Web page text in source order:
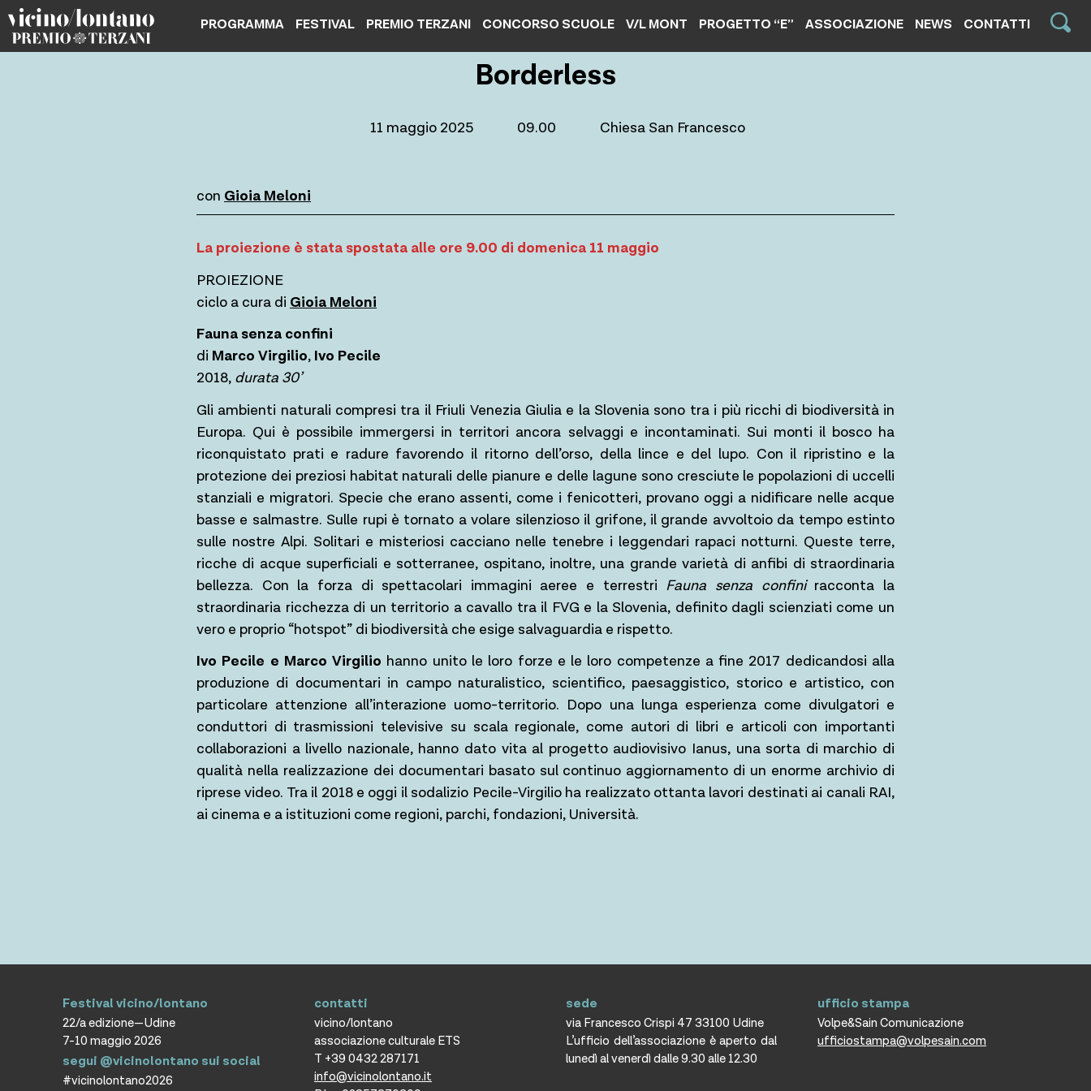
Skip
to
content
PROGRAMMA FESTIVAL PREMIO TERZANI CONCORSO SCUOLE V/L MONT PROGETTO “E” ASSOCIAZIONE NEWS CONTATTI
Borderless
11 maggio 2025 09.00 Chiesa San Francesco
con Gioia Meloni
La proiezione è stata spostata alle ore 9.00 di domenica 11 maggio
PROIEZIONE
ciclo a cura di Gioia Meloni
Fauna senza confini
di Marco Virgilio, Ivo Pecile
2018, durata 30’
Gli ambienti naturali compresi tra il Friuli Venezia Giulia e la Slovenia sono tra i più ricchi di biodiversità in
Europa. Qui è possibile immergersi in territori ancora selvaggi e incontaminati. Sui monti il bosco ha
riconquistato prati e radure favorendo il ritorno dell’orso, della lince e del lupo. Con il ripristino e la
protezione dei preziosi habitat naturali delle pianure e delle lagune sono cresciute le popolazioni di uccelli
stanziali e migratori. Specie che erano assenti, come i fenicotteri, provano oggi a nidificare nelle acque
basse e salmastre. Sulle rupi è tornato a volare silenzioso il grifone, il grande avvoltoio da tempo estinto
sulle nostre Alpi. Solitari e misteriosi cacciano nelle tenebre i leggendari rapaci notturni. Queste terre,
ricche di acque superficiali e sotterranee, ospitano, inoltre, una grande varietà di anfibi di straordinaria
bellezza. Con la forza di spettacolari immagini aeree e terrestri Fauna senza confiniracconta la
straordinaria ricchezza di un territorio a cavallo tra il FVG e la Slovenia, definito dagli scienziati come un
vero e proprio “hotspot” di biodiversità che esige salvaguardia e rispetto.
Ivo Pecile e Marco Virgilio hanno unito le loro forze e le loro competenze a fine 2017 dedicandosi alla
produzione di documentari in campo naturalistico, scientifico, paesaggistico, storico e artistico, con
particolare attenzione all’interazione uomo-territorio. Dopo una lunga esperienza come divulgatori e
conduttori di trasmissioni televisive su scala regionale, come autori di libri e articoli con importanti
collaborazioni a livello nazionale, hanno dato vita al progetto audiovisivo Ianus, una sorta di marchio di
qualità nella realizzazione dei documentari basato sul continuo aggiornamento di un enorme archivio di
riprese video. Tra il 2018 e oggi il sodalizio Pecile-Virgilio ha realizzato ottanta lavori destinati ai canali RAI,
ai cinema e a istituzioni come regioni, parchi, fondazioni, Università.
Festival vicino/lontano
22/a edizione—Udine
7-10 maggio 2026
segui @vicinolontano sui social
#vicinolontano2026
contatti
vicino/lontano
associazione culturale ETS
T +39 0432 287171
info@vicinolontano.it
sede
via Francesco Crispi 47 33100 Udine
L’ufficio dell’associazione è aperto dal
lunedì al venerdì dalle 9.30 alle 12.30
ufficio stampa
Volpe&Sain Comunicazione
ufficiostampa@volpesain.com